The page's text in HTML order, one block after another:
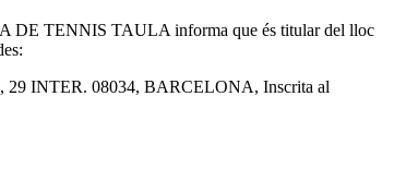
DE TENNIS TAULA informa que és titular del lloc
INTER. 08034, BARCELONA, Inscrita al